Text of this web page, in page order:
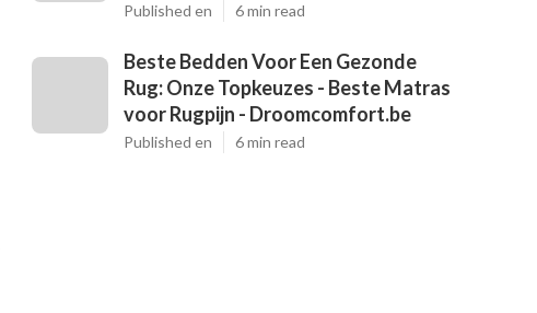
Published en 6 min read
Beste Bedden Voor Een Gezonde
Rug: Onze Topkeuzes - Beste Matras
voor Rugpijn - Droomcomfort.be
Published en 6 min read